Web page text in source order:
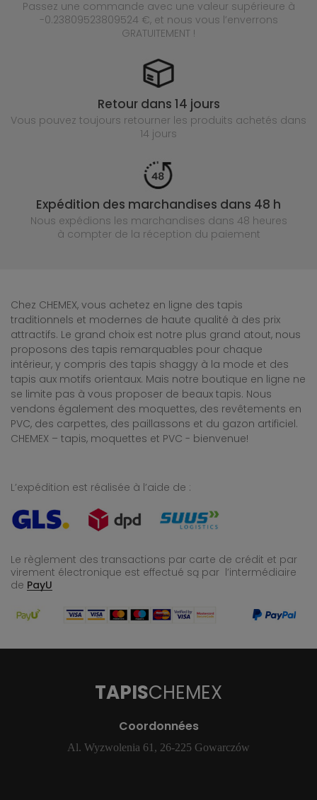
Passez une commande avec une valeur supérieure à
-0.23809523809524 €, et nous vous l’enverrons
GRATUITEMENT !
Retour dans 14 jours
Vous pouvez toujours retourner les produits achetés dans
14 jours
Expédition des marchandises dans 48 h
Nous expédions les marchandises dans 48 heures
à compter de la réception du paiement
Chez CHEMEX, vous achetez en ligne des tapis
traditionnels et modernes de haute qualité à des prix
attractifs. Le grand choix est notre plus grand atout, nous
proposons des tapis remarquables pour chaque
intérieur, y compris des tapis shaggy à la mode et des
tapis aux motifs orientaux. Mais notre boutique en ligne ne
se limite pas à vous proposer de beaux tapis. Nous
vendons également des moquettes, des revêtements en
PVC, des carpettes, des paillassons et du gazon artificiel.
CHEMEX – tapis, moquettes et PVC - bienvenue!
L’expédition est réalisée à l’aide de :
Le règlement des transactions par carte de crédit et par
virement électronique est effectué są par l’intermédiaire
de PayU
TAPISCHEMEX
Coordonnées
Al. Wyzwolenia 61, 26-225 Gowarczów